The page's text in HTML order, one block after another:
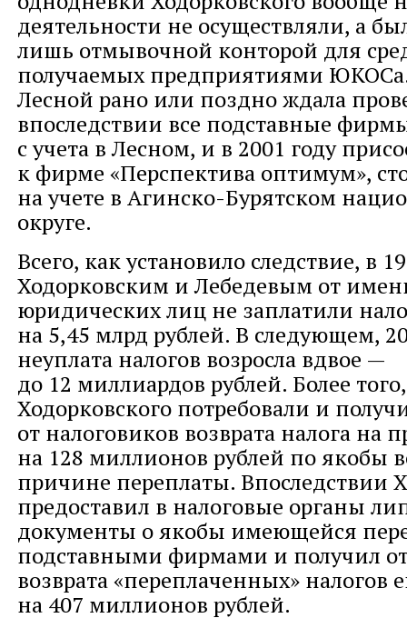
деятельности не осуществляли, а
лишь отмывочной конторой для
получаемых предприятиями
Лесной рано или поздно ждала
впоследствии все подставные
с учета в Лесном, и в 2001 году
к фирме «Перспектива оптимум»,
на учете в Агинско-Бурятском
округе.
Всего, как установило следствие, в
Ходорковским и Лебедевым от
юридических лиц не заплатили
на 5,45 млрд рублей. В следующем,
неуплата налогов возросла вдвое —
до 12 миллиардов рублей. Более
Ходорковского потребовали и
от налоговиков возврата налога на
на 128 миллионов рублей по якобы
причине переплаты. Впоследствии
предоставил в налоговые органы
документы о якобы имеющейся
подставными фирмами и получил от
возврата «переплаченных» налогов
на 407 миллионов рублей.